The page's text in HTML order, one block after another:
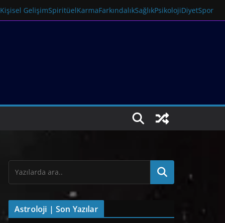
Kişisel GelişimSpiritüelKarmaFarkındalıkSağlıkPsikolojiDiyetSpor
Astroloji | Son Yazılar